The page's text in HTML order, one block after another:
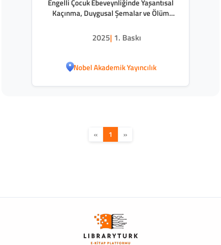
Engelli Çocuk Ebeveynliğinde Yaşantısal
Kaçınma, Duygusal Şemalar ve Ölüm
2025| 1. Baskı
Nobel Akademik Yayıncılık
« 1 »